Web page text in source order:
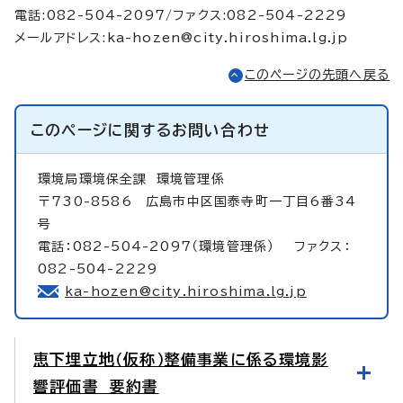
電話:082-504-2097/ファクス:082-504-2229
メールアドレス: ka-hozen@city.hiroshima.lg.jp
このページの先頭へ戻る
このページに関するお問い合わせ
環境局環境保全課 環境管理係
〒730-8586 広島市中区国泰寺町一丁目6番34
号
電話：082-504-2097（環境管理係） ファクス：
082-504-2229
ka-hozen@city.hiroshima.lg.jp
恵下埋立地（仮称）整備事業に係る環境影
響評価書 要約書